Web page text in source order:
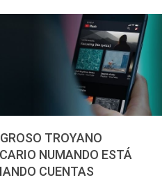
TROYANO
NUMANDO ESTÁ
CUENTAS